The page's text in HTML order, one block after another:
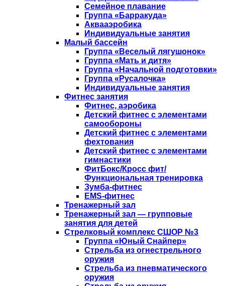
Семейное плавание
Группа «Барракуда»
Аквааэробика
Индивидуальные занятия
Малый бассейн
Группа «Веселый лягушонок»
Группа «Мать и дитя»
Группа «Начальной подготовки»
Группа «Русалочка»
Индивидуальные занятия
Фитнес занятия
Фитнес, аэробика
Детский фитнес с элементами
самообороны
Детский фитнес с элементами
фехтования
Детский фитнес с элементами
гимнастики
ФитБокс/Кросс фит/
Функциональная тренировка
Зумба-фитнес
EMS-фитнес
Тренажерный зал
Тренажерный зал — групповые
занятия для детей
Стрелковый комплекс СШОР №3
Группа «Юный Снайпер»
Стрельба из огнестрельного
оружия
Стрельба из пневматического
оружия